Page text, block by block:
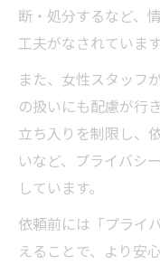
断・処分するなど、
工夫がなされています
また、女性スタッフ
の扱いにも配慮が行
立ち入りを制限し、
いなど、プライバシ
しています。
依頼前には「プライ
えることで、より安